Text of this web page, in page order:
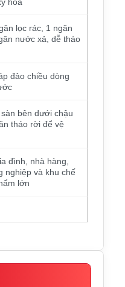
lọc rác, 1 ngăn
nước xả, dễ tháo
đảo chiều dòng
bên dưới chậu
tháo rời để vệ
đình, nhà hàng,
nghiệp và khu chế
lớn